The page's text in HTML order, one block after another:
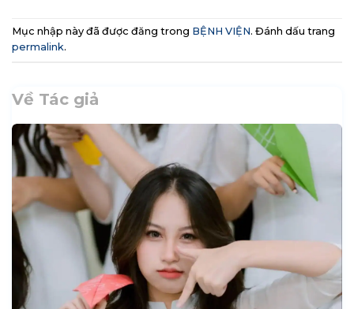
Mục nhập này đã được đăng trong BỆNH VIỆN. Đánh dấu trang
permalink.
Về Tác giả